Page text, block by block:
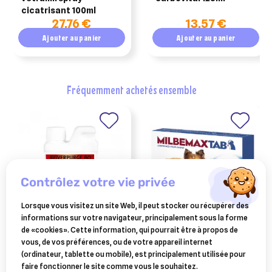
cicatrisant 100ml
27,76 €
Ajouter au panier
13,57 €
Ajouter au panier
fréquemment achetés ensemble
BONNE
aviverpurge (vermifuge
volaille) 500ml
24,50 €
ELANCO ANIMAL
milbemaxtab vermifuge
chien 5 kg 2 cp
14,90 €
contrôlez votre vie privée
Lorsque vous visitez un site Web, il peut stocker ou récupérer des
informations sur votre navigateur, principalement sous la forme
de «cookies». Cette information, qui pourrait être à propos de
vous, de vos préférences, ou de votre appareil internet
(ordinateur, tablette ou mobile), est principalement utilisée pour
faire fonctionner le site comme vous le souhaitez.